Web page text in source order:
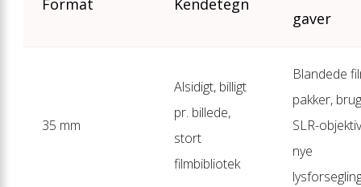
Format Kendetegn
gaver
35 mm
Alsidigt, billigt
pr. billede,
stort
filmbibliotek
Blandede
pakker,
SLR-
nye